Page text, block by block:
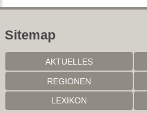
Sitemap
AKTUELLES
REGIONEN
LEXIKON